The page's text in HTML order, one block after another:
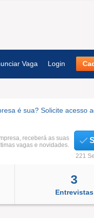
Vaga Login
é sua? Solicite acesso
receberá as suas
vagas e novidades.
221
3
Entrevistas